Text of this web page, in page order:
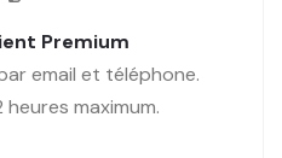
Premium
email et téléphone.
maximum.